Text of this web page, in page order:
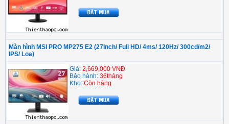
Màn hình MSI PRO MP275 E2 (27Inch/ Full HD/ 4ms/ 120Hz/ 300cd/m2/
IPS/ Loa)
Giá: 2,669,000 VNĐ
Bảo hành: 36tháng
Kho: Còn hàng